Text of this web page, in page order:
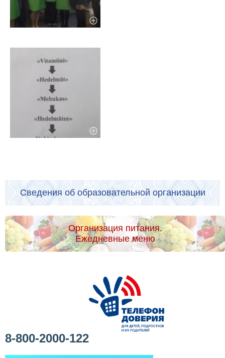
Сведения об образовательной организации
Организация питания.
Ежедневные меню
8-800-2000-122